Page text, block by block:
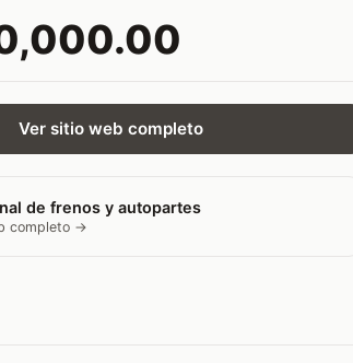
Ver sitio web completo
de frenos y autopartes
completo →